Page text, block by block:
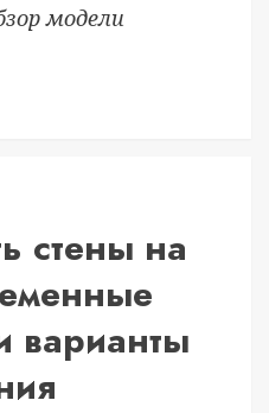
модели
стены на
варианты